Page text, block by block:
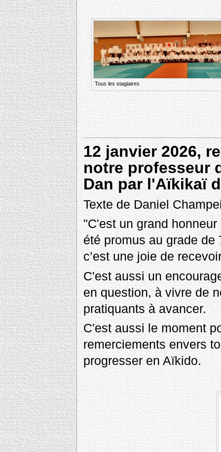
Tous les stagiaires
12 janvier 2026,
notre professeur
Dan par l'Aïkikaï
Texte de Daniel
"C'est un grand
été promus au grade
c’est une joie de
C'est aussi un
en question, à vivre de
pratiquants à avancer.
C'est aussi le moment
remerciements envers
progresser en Aïkido.